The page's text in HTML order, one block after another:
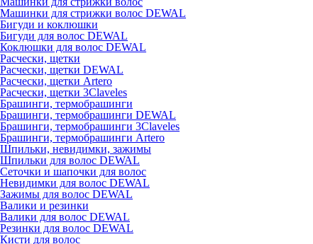
Машинки для стрижки волос DEWAL
Бигуди и коклюшки
Бигуди для волос DEWAL
Коклюшки для волос DEWAL
Расчески, щетки
Расчески, щетки DEWAL
Расчески, щетки Artero
Расчески, щетки 3Claveles
Брашинги, термобрашинги
Брашинги, термобрашинги DEWAL
Брашинги, термобрашинги 3Claveles
Брашинги, термобрашинги Artero
Шпильки, невидимки, зажимы
Шпильки для волос DEWAL
Сеточки и шапочки для волос
Невидимки для волос DEWAL
Зажимы для волос DEWAL
Валики и резинки
Валики для волос DEWAL
Резинки для волос DEWAL
Кисти для волос